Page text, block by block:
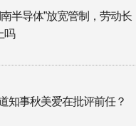
南半导体”放宽管制，劳动长
吗
知事秋美爱在批评前任？